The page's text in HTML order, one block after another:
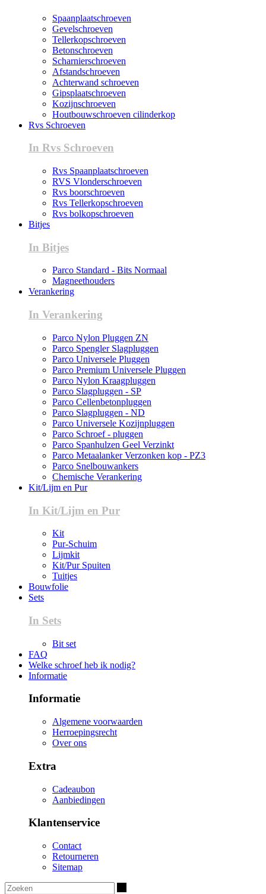
Spaanplaatschroeven
Gevelschroeven
Tellerkopschroeven
Betonschroeven
Scharnierschroeven
Afstandschroeven
Achterwand schroeven
Gipsplaatschroeven
Kozijnschroeven
Houtbouwschroeven cilinderkop
Rvs Schroeven
In Rvs Schroeven
Rvs Spaanplaatschroeven
RVS Vlonderschroeven
Rvs boorschroeven
Rvs Tellerkopschroeven
Rvs bolkopschroeven
Bitjes
In Bitjes
Parco Standard - Bits Normaal
Magneethouders
Verankering
In Verankering
Parco Nylon Pluggen ZN
Parco Spengler Slagpluggen
Parco Universele Pluggen
Parco Premium Universele Pluggen
Parco Nylon Kraagpluggen
Parco Slagpluggen - SP
Parco Cellenbetonpluggen
Parco Slagpluggen - ND
Parco Universele Kozijnpluggen
Parco Schroef - pluggen
Parco Spanhulzen Geel Verzinkt
Parco Metaalanker Verzonken kop - PZ3
Parco Snelbouwankers
Chemische Verankering
Kit/Lijm en Pur
In Kit/Lijm en Pur
Kit
Pur-Schuim
Lijmkit
Kit/Pur Spuiten
Tuitjes
Bouwfolie
Sets
In Sets
Bit set
FAQ
Welke schroef heb ik nodig?
Informatie
Informatie
Algemene voorwaarden
Herroepingsrecht
Over ons
Extra
Cadeaubon
Aanbiedingen
Klantenservice
Contact
Retourneren
Sitemap